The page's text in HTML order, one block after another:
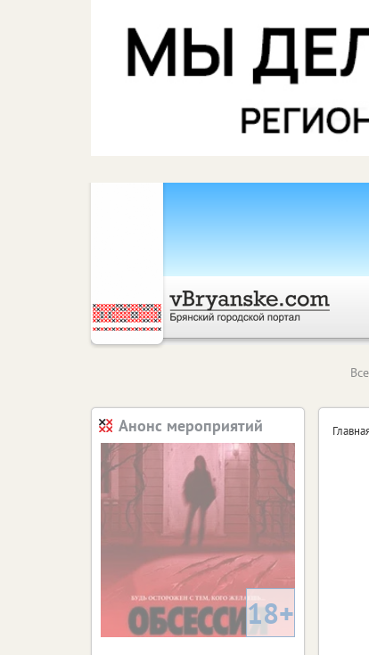
Анонс мероприятий
18+